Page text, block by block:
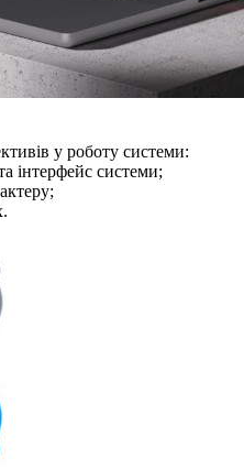
у роботу системи:
інтерфейс системи;